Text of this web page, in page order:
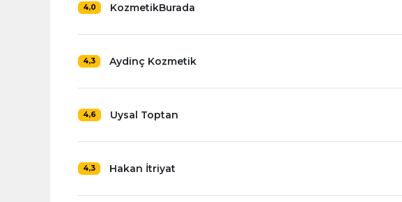
4,0 KozmetikBurada
4,3 Aydinç Kozmetik
4,6 Uysal Toptan
4,3 Hakan İtriyat